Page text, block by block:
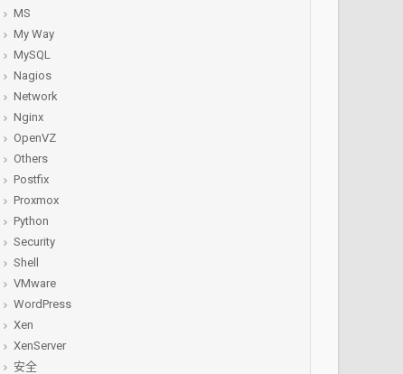
MS
My Way
MySQL
Nagios
Network
Nginx
OpenVZ
Others
Postfix
Proxmox
Python
Security
Shell
VMware
WordPress
Xen
XenServer
安全